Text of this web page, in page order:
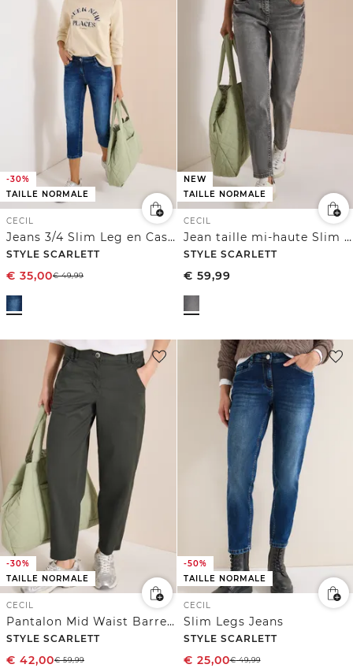
-30%
TAILLE NORMALE
CECIL
Jeans 3/4 Slim Leg en Casual Fit
STYLE SCARLETT
€ 35,00€49,99
NEW
TAILLE NORMALE
CECIL
Jean taille mi-haute Slim Leg, coupe décontractée
STYLE SCARLETT
€ 59,99
-30%
TAILLE NORMALE
CECIL
Pantalon Mid Waist Barrel Leg à coupe décontractée
STYLE SCARLETT
€ 42,00€59,99
-50%
TAILLE NORMALE
CECIL
Slim Legs Jeans
STYLE SCARLETT
€ 25,00€49,99